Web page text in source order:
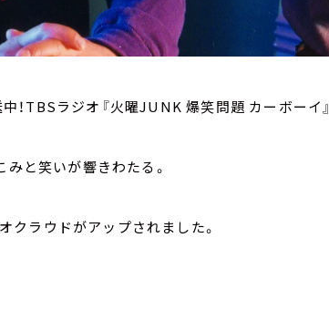
！TBSラジオ『火曜JUNK 爆笑問題 カーボーイ』
と笑いが響きわたる。
クラウドがアップされました。